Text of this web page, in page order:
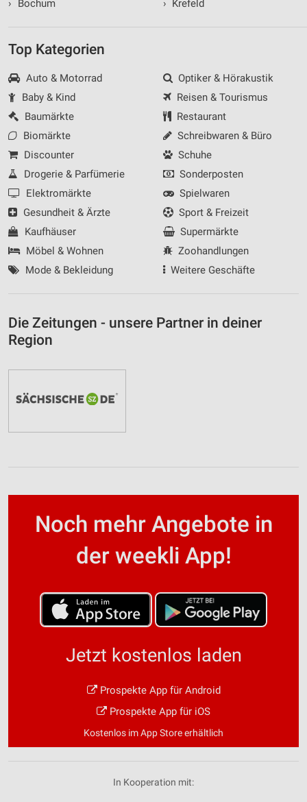
›
Bochum
› Krefeld
Top Kategorien
Auto & Motorrad
Baby & Kind
Baumärkte
Biomärkte
Discounter
Drogerie & Parfümerie
Elektromärkte
Gesundheit & Ärzte
Kaufhäuser
Möbel & Wohnen
Mode & Bekleidung
Optiker & Hörakustik
Reisen & Tourismus
Restaurant
Schreibwaren & Büro
Schuhe
Sonderposten
Spielwaren
Sport & Freizeit
Supermärkte
Zoohandlungen
Weitere Geschäfte
Die Zeitungen - unsere Partner in deiner
Region
Noch mehr Angebote in
der weekli App!
Jetzt kostenlos laden
Prospekte App für Android
Prospekte App für iOS
Kostenlos im App Store erhältlich
In Kooperation mit: